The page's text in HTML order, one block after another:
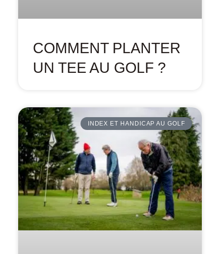
COMMENT PLANTER
UN TEE AU GOLF ?
INDEX ET HANDICAP AU GOLF